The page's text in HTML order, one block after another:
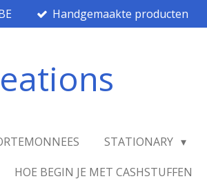
Handgemaakte producten
STATIONARY
HOE BEGIN JE MET CASHSTUFFEN